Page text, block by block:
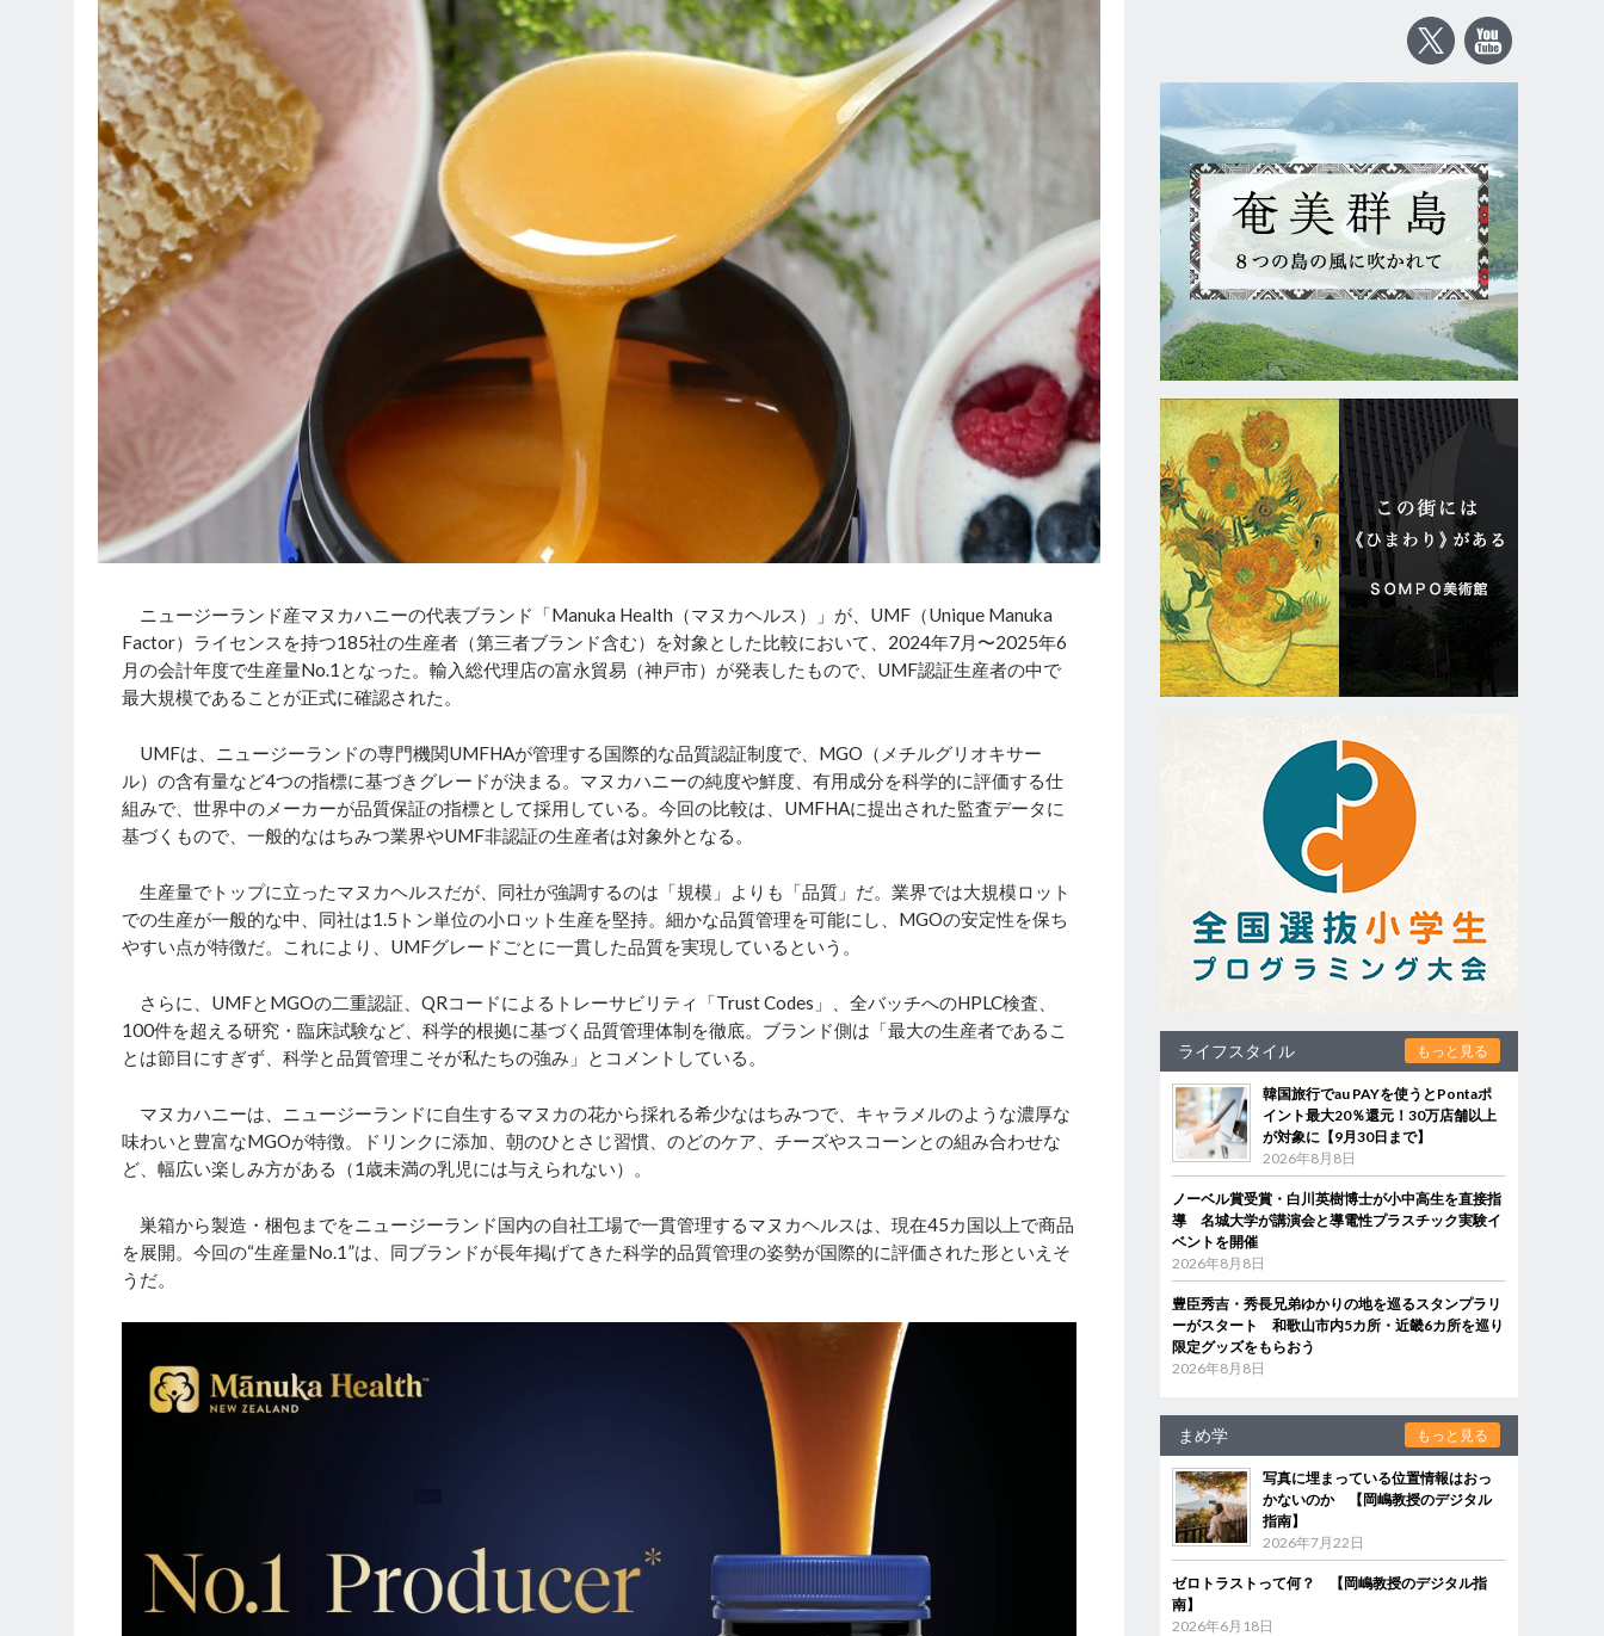
ニュージーランド産マヌカハニーの代表ブランド「Manuka Health（マヌカヘルス）」が、UMF（Unique Manuka
Factor）ライセンスを持つ185社の生産者（第三者ブランド含む）を対象とした比較において、2024年7月〜2025年6
月の会計年度で生産量No.1となった。輸入総代理店の富永貿易（神戸市）が発表したもので、UMF認証生産者の中で
最大規模であることが正式に確認された。
UMFは、ニュージーランドの専門機関UMFHAが管理する国際的な品質認証制度で、MGO（メチルグリオキサー
ル）の含有量など4つの指標に基づきグレードが決まる。マヌカハニーの純度や鮮度、有用成分を科学的に評価する仕
組みで、世界中のメーカーが品質保証の指標として採用している。今回の比較は、UMFHAに提出された監査データに
基づくもので、一般的なはちみつ業界やUMF非認証の生産者は対象外となる。
生産量でトップに立ったマヌカヘルスだが、同社が強調するのは「規模」よりも「品質」だ。業界では大規模ロット
での生産が一般的な中、同社は1.5トン単位の小ロット生産を堅持。細かな品質管理を可能にし、MGOの安定性を保ち
やすい点が特徴だ。これにより、UMFグレードごとに一貫した品質を実現しているという。
さらに、UMFとMGOの二重認証、QRコードによるトレーサビリティ「Trust Codes」、全バッチへのHPLC検査、
100件を超える研究・臨床試験など、科学的根拠に基づく品質管理体制を徹底。ブランド側は「最大の生産者であるこ
とは節目にすぎず、科学と品質管理こそが私たちの強み」とコメントしている。
マヌカハニーは、ニュージーランドに自生するマヌカの花から採れる希少なはちみつで、キャラメルのような濃厚な
味わいと豊富なMGOが特徴。ドリンクに添加、朝のひとさじ習慣、のどのケア、チーズやスコーンとの組み合わせな
ど、幅広い楽しみ方がある（1歳未満の乳児には与えられない）。
巣箱から製造・梱包までをニュージーランド国内の自社工場で一貫管理するマヌカヘルスは、現在45カ国以上で商品
を展開。今回の“生産量No.1”は、同ブランドが長年掲げてきた科学的品質管理の姿勢が国際的に評価された形といえそ
うだ。
ライフスタイル もっと見る
韓国旅行でau PAYを使うとPontaポ
イント最大20％還元！30万店舗以上
が対象に【9月30日まで】
2026年8月8日
ノーベル賞受賞・白川英樹博士が小中高生を直接指
導 名城大学が講演会と導電性プラスチック実験イ
ベントを開催
2026年8月8日
豊臣秀吉・秀長兄弟ゆかりの地を巡るスタンプラリ
ーがスタート 和歌山市内5カ所・近畿6カ所を巡り
限定グッズをもらおう
2026年8月8日
まめ学 もっと見る
写真に埋まっている位置情報はおっ
かないのか 【岡嶋教授のデジタル
指南】
2026年7月22日
ゼロトラストって何？ 【岡嶋教授のデジタル指
南】
2026年6月18日